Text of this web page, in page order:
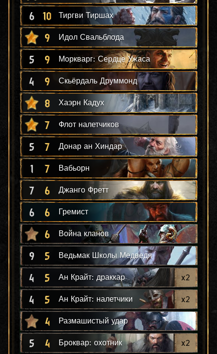
6 10 Тиргви Тиршах
9 Идол Свальблода
5 9 Моркварг: Сердце Ужаса
4 9 Скьёрдаль Друммонд
8 Хаэрн Кадух
7 Флот налетчиков
5 7 Донар ан Хиндар
1 7 Вабьорн
7 6 Джанго Фретт
6 6 Гремист
6 Война кланов
9 5 Ведьмак Школы Медведя
4 5 Ан Крайт: драккар x2
4 5 Ан Крайт: налетчики x2
4 Размашистый удар
5 4 Броквар: охотник x2